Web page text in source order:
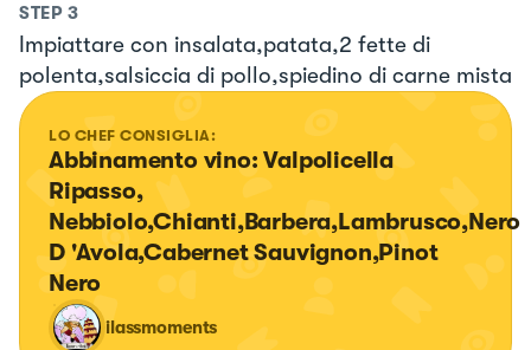
STEP 3
Impiattare con insalata,patata,2 fette di
polenta,salsiccia di pollo,spiedino di carne mista
LO CHEF CONSIGLIA:
Abbinamento vino: Valpolicella
Ripasso,
Nebbiolo,Chianti,Barbera,Lambrusco,Nero
D 'Avola,Cabernet Sauvignon,Pinot
Nero
ilassmoments